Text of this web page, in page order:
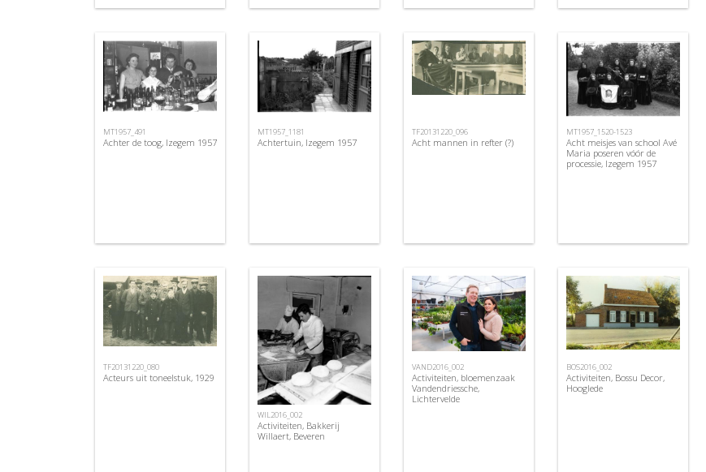
MT1957_491
Achter de toog, Izegem 1957
MT1957_1181
Achtertuin, Izegem 1957
TF20131220_096
Acht mannen in refter (?)
MT1957_1520-1523
Acht meisjes van school Avé
Maria poseren vóór de
processie, Izegem 1957
TF20131220_080
Acteurs uit toneelstuk, 1929
WIL2016_002
Activiteiten, Bakkerij
Willaert, Beveren
VAND2016_002
Activiteiten, bloemenzaak
Vandendriessche,
Lichtervelde
BOS2016_002
Activiteiten, Bossu Decor,
Hooglede